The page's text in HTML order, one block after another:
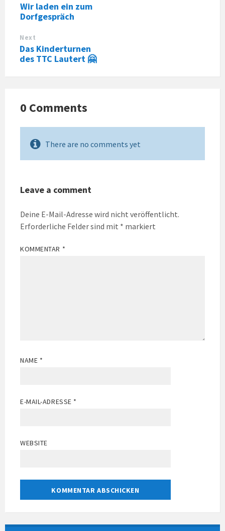
Wir laden ein zum
Dorfgespräch
Next
Das Kinderturnen
des TTC Lautert 🤗
0 Comments
There are no comments yet
Leave a comment
Deine E-Mail-Adresse wird nicht veröffentlicht.
Erforderliche Felder sind mit * markiert
KOMMENTAR *
NAME *
E-MAIL-ADRESSE *
WEBSITE